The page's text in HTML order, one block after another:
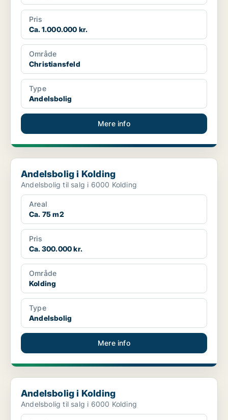
Pris
Ca. 1.000.000 kr.
Område
Christiansfeld
Type
Andelsbolig
Mere info
Andelsbolig i Kolding
Andelsbolig i Kolding
Andelsbolig til salg i 6000 Kolding
Areal
Ca. 75 m2
Pris
Ca. 300.000 kr.
Område
Kolding
Type
Andelsbolig
Mere info
Andelsbolig i Kolding
Andelsbolig i Kolding
Andelsbolig til salg i 6000 Kolding